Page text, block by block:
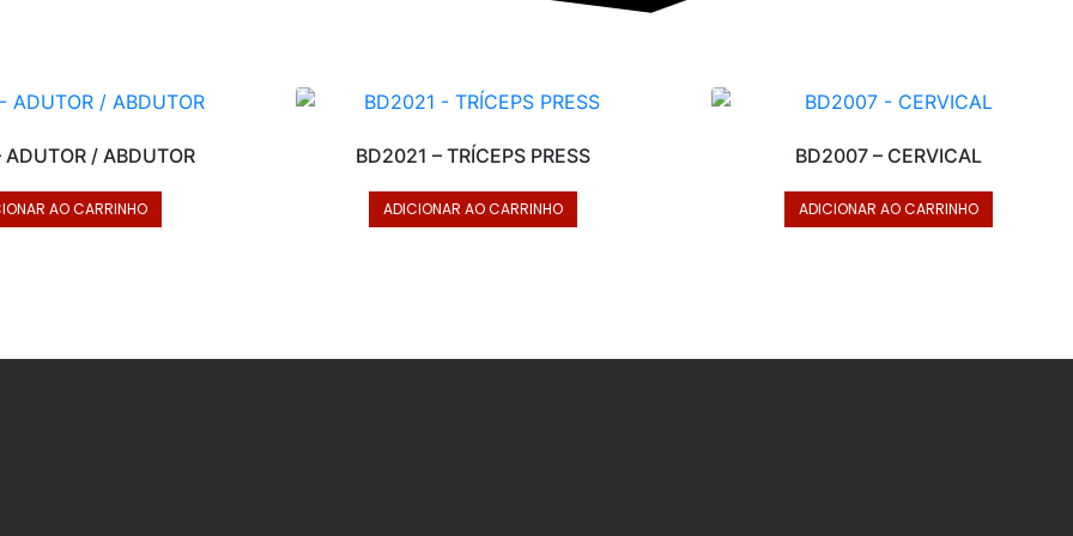
ADUTOR / ABDUTOR
AO CARRINHO
BD2021 – TRÍCEPS PRESS
ADICIONAR AO CARRINHO
BD2007 – CERVICAL
ADICIONAR AO CARRINHO